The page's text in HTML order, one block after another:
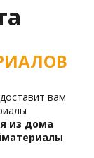
Лаки,
Смеси
Отлив
вам
из дома